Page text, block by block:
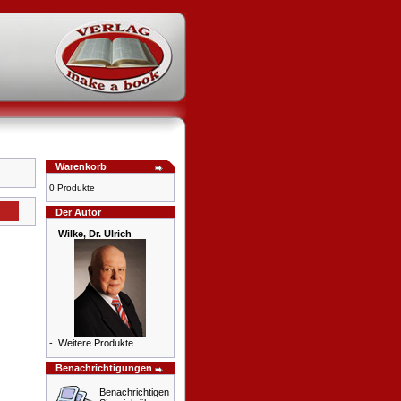
Warenkorb
0 Produkte
Der Autor
Wilke, Dr. Ulrich
- Weitere Produkte
Benachrichtigungen
Benachrichtigen